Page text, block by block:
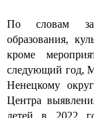
По словам
образования,
кроме
следующий год,
Ненецкому
Центра
детей в 2022